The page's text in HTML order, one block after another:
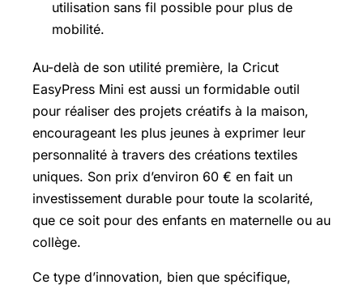
utilisation sans fil possible pour plus de
mobilité.
Au-delà de son utilité première, la Cricut
EasyPress Mini est aussi un formidable outil
pour réaliser des projets créatifs à la maison,
encourageant les plus jeunes à exprimer leur
personnalité à travers des créations textiles
uniques. Son prix d’environ 60 € en fait un
investissement durable pour toute la scolarité,
que ce soit pour des enfants en maternelle ou au
collège.
Ce type d’innovation, bien que spécifique,